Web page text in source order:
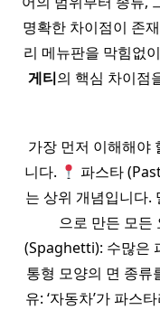
명확한 차이점이 존
리 메뉴판을 막힘없
게티의 핵심 차이점
가장 먼저 이해해야
니다.
파스타
는 상위 개념입니다.
으로 만든 모든
(Spaghetti): 수많은
통형 모양의 면 종류
유: ‘자동차’가 파스